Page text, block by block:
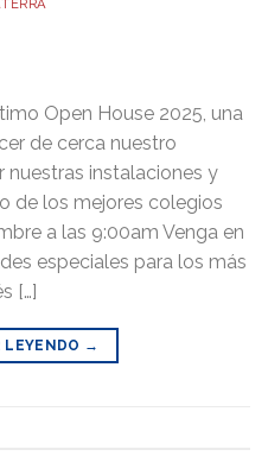
Open House 2025, una
de cerca nuestro
nuestras instalaciones y
de los mejores colegios
a las 9:00am Venga en
especiales para los más
[…]
LEYENDO →